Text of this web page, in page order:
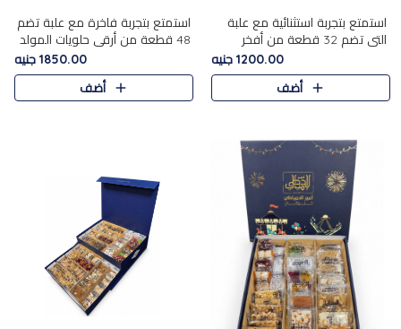
استمتع بتجربة استثنائية مع علبة
التي تضم 32 قطعة من أفخر
حلويات المولد الشرقية، في تشكيلة
تجمع بين الأصالة والاختيارات
الفاخرة. تحتوي العلبة..
1200.00 جنيه
أضف
استمتع بتجربة فاخرة مع علبة تضم
48 قطعة من أرقى حلويات المولد
الشرقية، في تشكيلة تجمع بين
الأصناف التقليدية الفاخرة والاختيارات
1850.00 جنيه
أضف